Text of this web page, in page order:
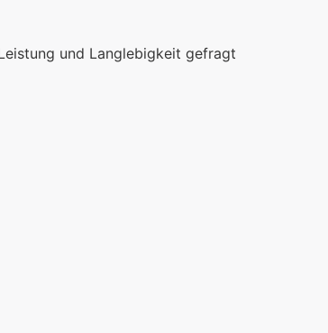
und Langlebigkeit gefragt